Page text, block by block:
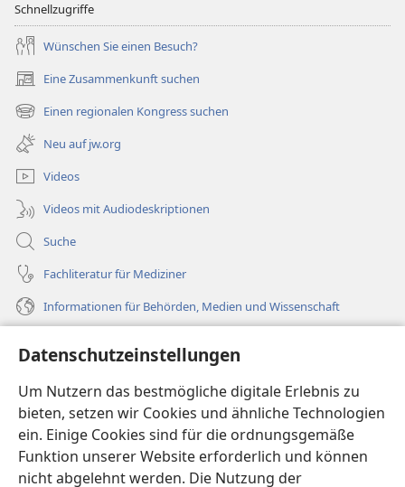
Datenschutzeinstellungen
Um Nutzern das bestmögliche digitale Erlebnis zu
bieten, setzen wir Cookies und ähnliche Technologien
ein. Einige Cookies sind für die ordnungsgemäße
Funktion unserer Website erforderlich und können
nicht abgelehnt werden. Die Nutzung der
Schnellzugriffe
Wünschen Sie einen Besuch?
Eine Zusammenkunft suchen
(öffnet
neues
Fenster)
Einen regionalen Kongress suchen
(öffnet
neues
Fenster)
Neu auf jw.org
Videos
Videos mit Audiodeskriptionen
Suche
Fachliteratur für Mediziner
Informationen für Behörden, Medien und Wissenschaft
Spenden
(öffnet
neues
Fenster)Wachtturm ONLINE-BIBLIOTHEK
(öffnet
neues
Fenster)JW Hub®
(öffnet